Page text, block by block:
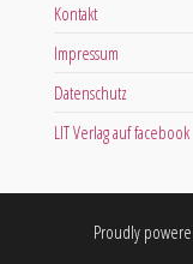
Kontakt
Impressum
Datenschutz
LIT Verlag auf facebook
Proudly